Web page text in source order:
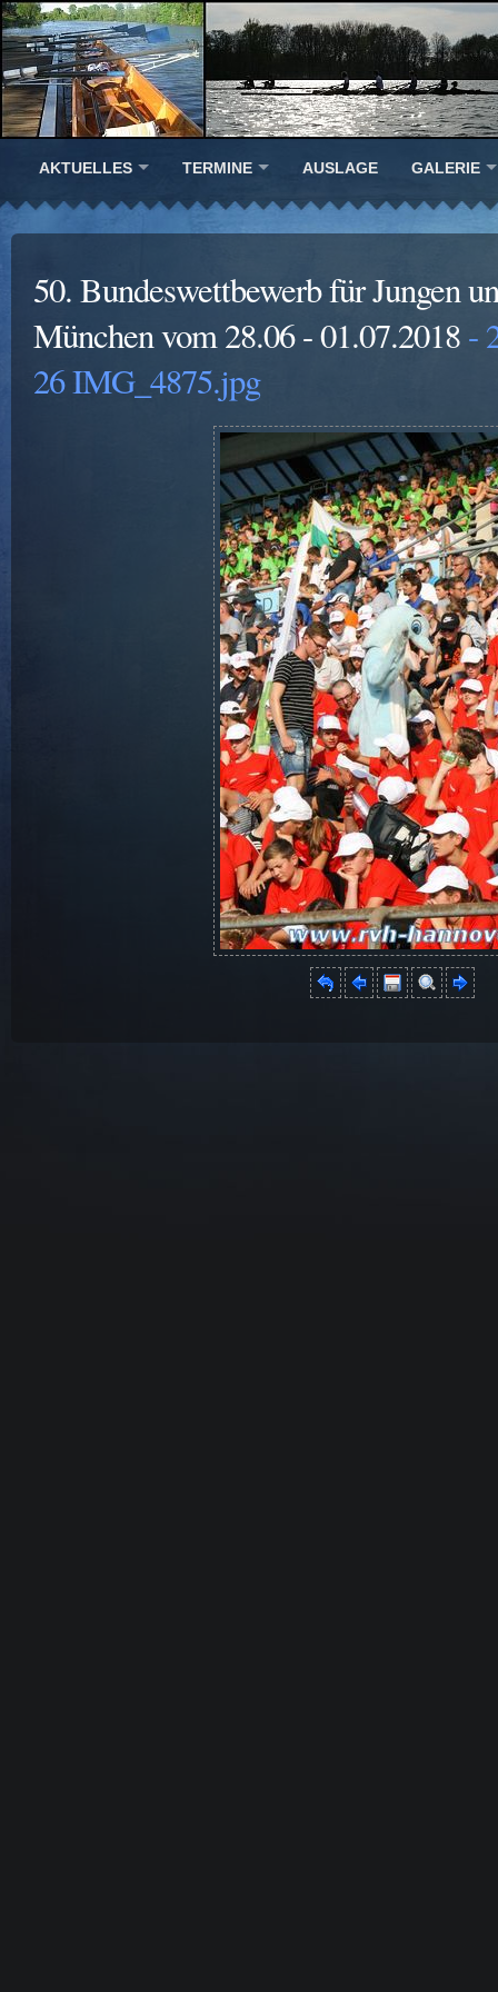
AKTUELLES TERMINE AUSLAGE GALERIE
50. Bundeswettbewerb für Jungen
München vom 28.06 - 01.07.2018-
26 IMG_4875.jpg